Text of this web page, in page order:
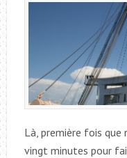
Là, première fois que
vingt minutes pour